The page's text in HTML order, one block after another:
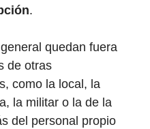
.
quedan fuera
de otras
como la local, la
la militar o la de la
del personal propio